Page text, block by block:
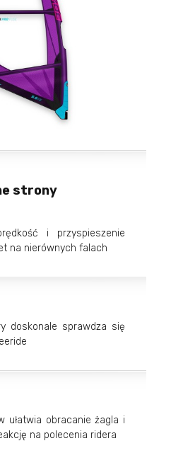
strony
i przyspieszenie
na nierównych falach
doskonale sprawdza się
ułatwia obracanie żagla i
na polecenia ridera